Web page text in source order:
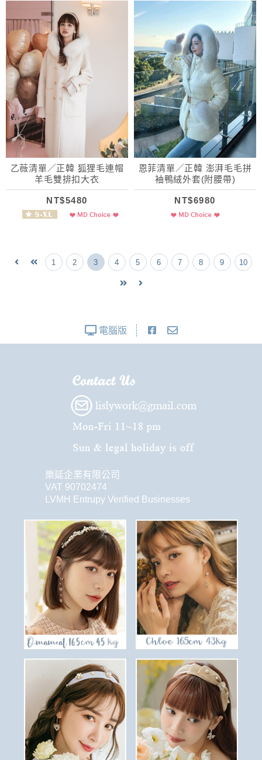
乙薇清單／正韓 狐狸毛連帽
羊毛雙排扣大衣
NT$5480
恩菲清單／正韓 澎湃毛毛拼
袖鴨絨外套(附腰帶)
NT$6980
1 2 3 4 5 6 7 8 9 10
電腦版
樂延企業有限公司
VAT 90702474
LVMH Entrupy Verified Businesses